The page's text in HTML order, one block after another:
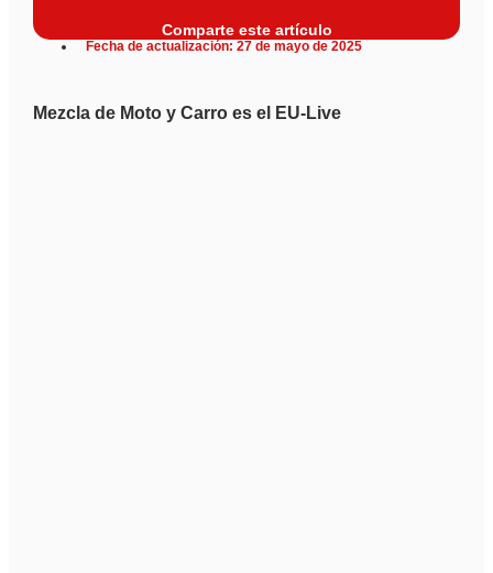
Comparte este artículo
Fecha de actualización: 27 de mayo de 2025
Mezcla de Moto y Carro es el EU-Live